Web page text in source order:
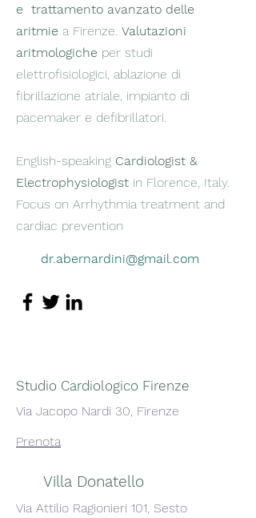
e trattamento avanzato delle
aritmie a Firenze. Valutazioni
aritmologiche per studi
elettrofisiologici, ablazione di
fibrillazione atriale, impianto di
pacemaker e defibrillatori.
English-speaking Cardiologist &
Electrophysiologist in Florence, Italy.
Focus on Arrhythmia treatment and
cardiac prevention
dr.abernardini@gmail.com
Studio Cardiologico Firenze
Via Jacopo Nardi 30, Firenze
Prenota
Villa Donatello
Via Attilio Ragionieri 101, Sesto